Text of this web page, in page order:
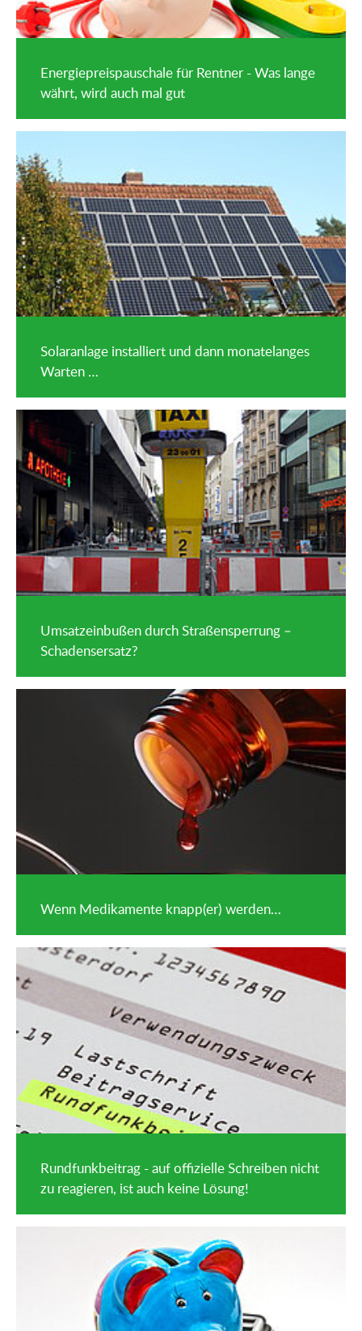
Energiepreispauschale für Rentner - Was lange
währt, wird auch mal gut
Solaranlage installiert und dann monatelanges
Warten …
Umsatzeinbußen durch Straßensperrung –
Schadensersatz?
Wenn Medikamente knapp(er) werden…
Rundfunkbeitrag - auf offizielle Schreiben nicht
zu reagieren, ist auch keine Lösung!